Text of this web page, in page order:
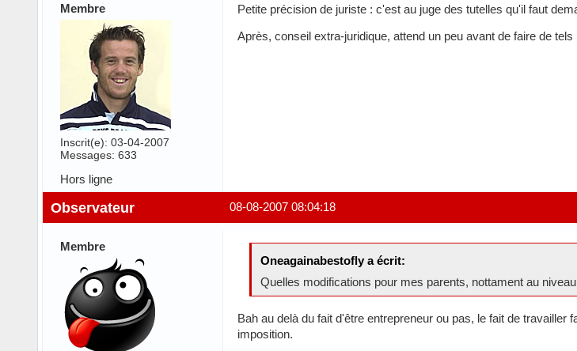
Membre
Inscrit(e): 03-04-2007
Messages: 633
Petite précision de juriste : c'est au juge des tutelles qu'il faut
Après, conseil extra-juridique, attend un peu avant de faire de
Hors ligne
08-08-2007 08:04:18
Observateur
Membre
Oneagainabestofly a écrit:
Quelles modifications pour mes parents, nottament au
Bah au delà du fait d'être entrepreneur ou pas, le fait de
imposition.